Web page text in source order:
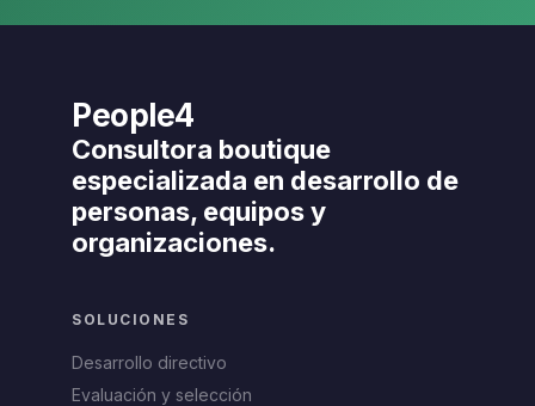
People4
Consultora boutique
especializada en desarrollo de
personas, equipos y
organizaciones.
SOLUCIONES
Desarrollo directivo
Evaluación y selección